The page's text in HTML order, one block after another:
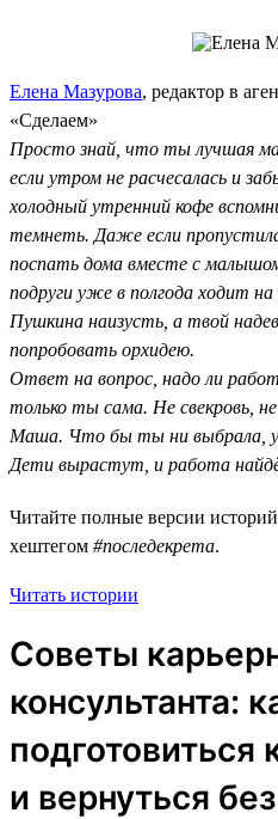
Елена Мазурова, редактор в
«Сделаем»
Просто знай, что ты лучшая
если утром не расчесалась и
холодный утренний кофе
темнеть. Даже если
поспать дома вместе с
подруги уже в полгода ходит
Пушкина наизусть, а твой
попробовать орхидею.
Ответ на вопрос, надо ли
только ты сама. Не свекровь,
Маша. Что бы ты ни выбрала, у
Дети вырастут, и работа
Читайте полные версии
хештегом #последекрета.
Читать истории
Советы
консультанта:
подготовиться
и вернуться